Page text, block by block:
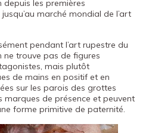
depuis les premières
marché mondial de l’art
pendant l’art rupestre du
ne trouve pas de figures
mais plutôt
de mains en positif et en
sur les parois des grottes
de présence et peuvent
forme primitive de paternité.